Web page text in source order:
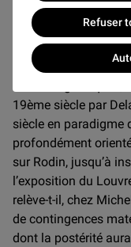
Refuser
semble alors
représentation : le
incertain entre
Mais cette
michelangelesques,
19ème siècle par
siècle en paradigme
profondément
sur Rodin, jusqu’à
l’exposition du
relève-t-il, chez
de contingences
dont la postérité